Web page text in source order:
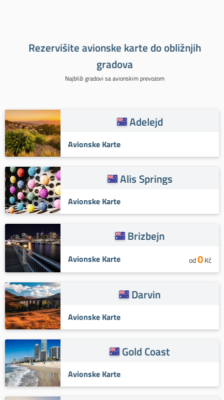
Rezervišite avionske karte do obližnjih
gradova
Najbliži gradovi sa avionskim prevozom
Adelejd
Avionske Karte
Alis Springs
Avionske Karte
Brizbejn
Avionske Karte od0Kč
Darvin
Avionske Karte
Gold Coast
Avionske Karte